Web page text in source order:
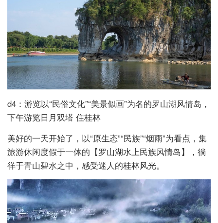
d4：游览以“民俗文化”“美景似画”为名的罗山湖风情岛，
下午游览日月双塔 住桂林
美好的一天开始了，以“原生态”“民族”“烟雨”为看点，集
旅游休闲度假于一体的【罗山湖水上民族风情岛】，徜
徉于青山碧水之中，感受迷人的桂林风光。